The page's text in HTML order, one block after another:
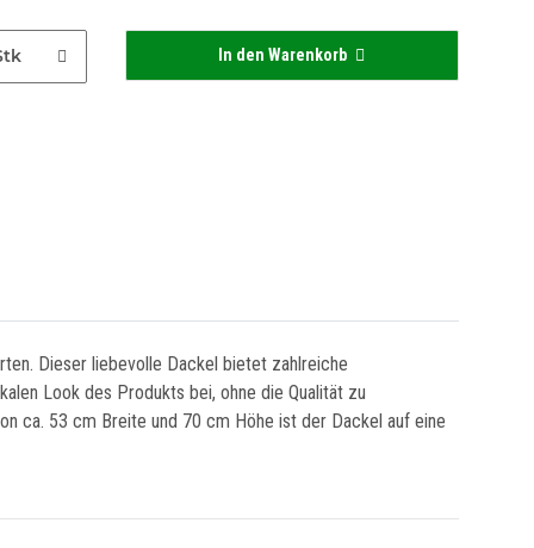
In den Warenkorb
Dieser liebevolle Dackel bietet zahlreiche
Look des Produkts bei, ohne die Qualität zu
ca. 53 cm Breite und 70 cm Höhe ist der Dackel auf eine